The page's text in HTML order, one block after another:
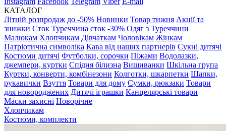
КАТАЛОГ
Літній розпродаж до -50% Новинки Товар тижня Акції та
знижки Сток Туреччина сток -30% Одяг з Туреччини
Малюкам Хлопчикам Дівчаткам Чоловікам Жінкам
Патріотична символіка Кава від наших партнерів Сукні дитячі
Костюми дитячі Футболки, сорочки Піжами Водолазки,
джемпери, куртки Спідня білизна Вишиванки Шкільна група
Куртки, конверти, комбінезони Колготки, шкарпетки Шапки,
рукавички Взуття Товари для дому Сумки, рюкзаки Товари
для новороджених Дитячі іграшки Канцелярські товари
Маски захисні Новорічне
Хлопчикам
Костюми, комплекти